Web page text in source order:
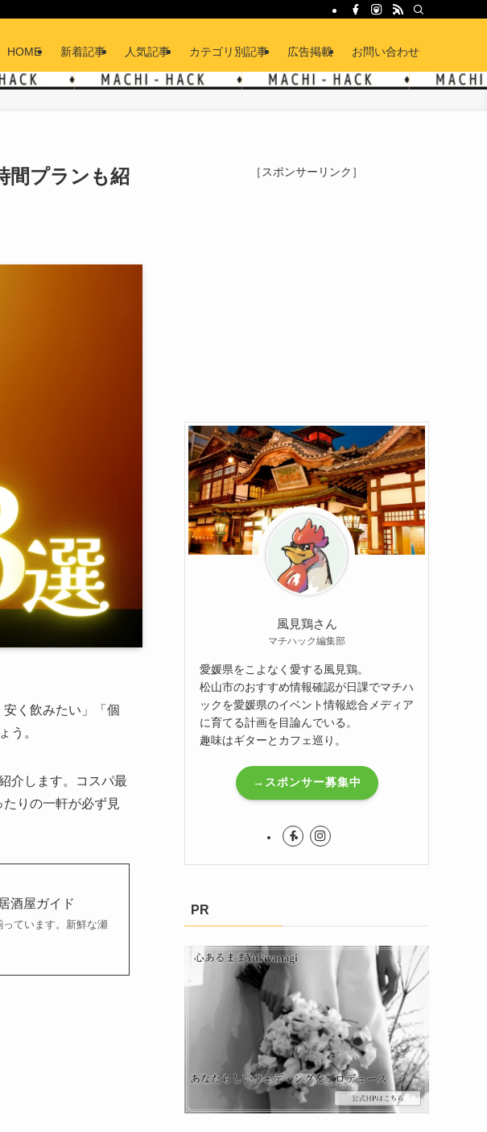
HOME 新着記事 人気記事 カテゴリ別記事 広告掲載 お問い合わせ
間プランも紹
く飲みたい」「個
う。
介します。コスパ最
りの一軒が必ず見
酒屋ガイド
ています。新鮮な瀬
［スポンサーリンク］
風見鶏さん
マチハック編集部
愛媛県をこよなく愛する風見鶏。
松山市のおすすめ情報確認が日課でマチハ
ックを愛媛県のイベント情報総合メディア
に育てる計画を目論んでいる。
趣味はギターとカフェ巡り。
→スポンサー募集中
PR